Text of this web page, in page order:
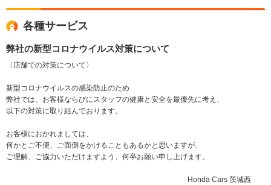
各種サービス
弊社の新型コロナウイルス対策について
〈店舗での対策について〉
新型コロナウイルスの感染防止のため
弊社では、お客様ならびにスタッフの健康と安全を最優先に考え、
以下の対策に取り組んでおります。
お客様におかれましては、
何かとご不便、ご面倒をかけることもあるかと思いますが、
ご理解、ご協力いただけますよう、何卒お願い申し上げます。
Honda Cars 茨城西